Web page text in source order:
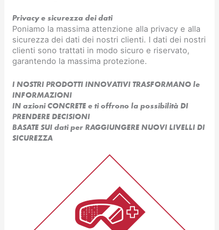
Privacy e sicurezza dei dati
Poniamo la massima attenzione alla privacy e alla
sicurezza dei dati dei nostri clienti. I dati dei nostri
clienti sono trattati in modo sicuro e riservato,
garantendo la massima protezione.
I NOSTRI PRODOTTI INNOVATIVI TRASFORMANO le
INFORMAZIONI
IN azioni CONCRETE e ti offrono la possibilità DI
PRENDERE DECISIONI
BASATE SUI dati per RAGGIUNGERE NUOVI LIVELLI DI
SICUREZZA